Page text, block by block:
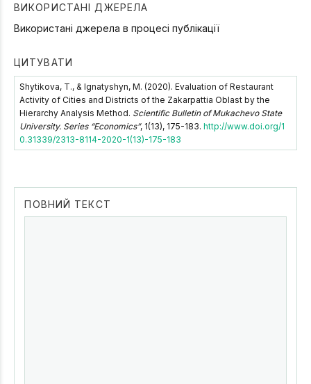
ВИКОРИСТАНІ ДЖЕРЕЛА
Використані джерела в процесі публікації
ЦИТУВАТИ
Shytikova, Т., & Ignatyshyn, M. (2020). Evaluation of Restaurant
Activity of Cities and Districts of the Zakarpattia Oblast by the
Hierarchy Analysis Method. Scientific Bulletin of Mukachevo State
University. Series “Economics”, 1(13), 175-183. http://www.doi.org/1
0.31339/2313-8114-2020-1(13)-175-183
ПОВНИЙ ТЕКСТ